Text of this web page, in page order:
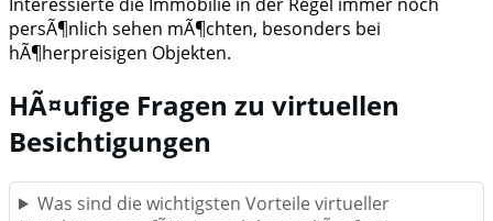
persÃ¶nlich sehen mÃ¶chten, besonders bei
hÃ¶herpreisigen Objekten.
HÃ¤ufige Fragen zu virtuellen
Besichtigungen
Was sind die wichtigsten Vorteile virtueller